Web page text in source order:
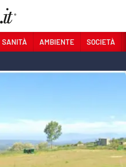
SANITÀ AMBIENTE SOCIETÀ